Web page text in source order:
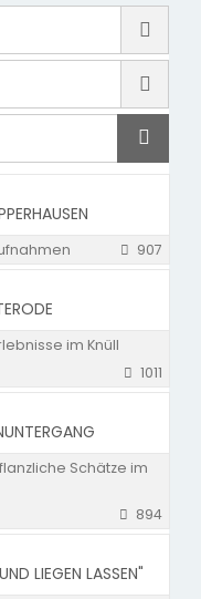
907
im Knüll
1011
Schätze im
894
LIEGEN LASSEN"